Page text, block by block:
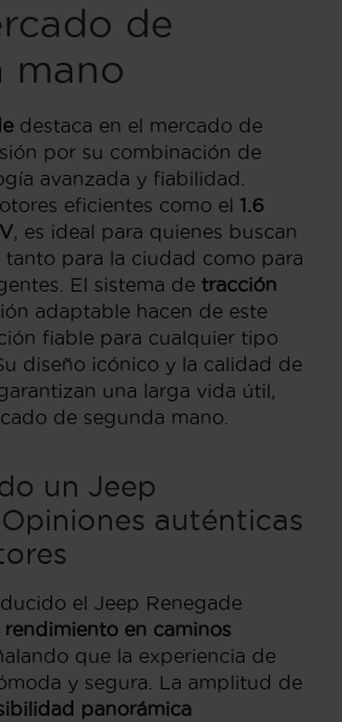
de
mano
destaca en el mercado de
por su combinación de
avanzada y fiabilidad.
eficientes como el 1.6
, es ideal para quienes buscan
tanto para la ciudad como para
El sistema de tracción
adaptable hacen de este
fiable para cualquier tipo
diseño icónico y la calidad de
una larga vida útil,
de segunda mano.
un Jeep
auténticas
el Jeep Renegade
rendimiento en caminos
que la experiencia de
y segura. La amplitud de
panorámica